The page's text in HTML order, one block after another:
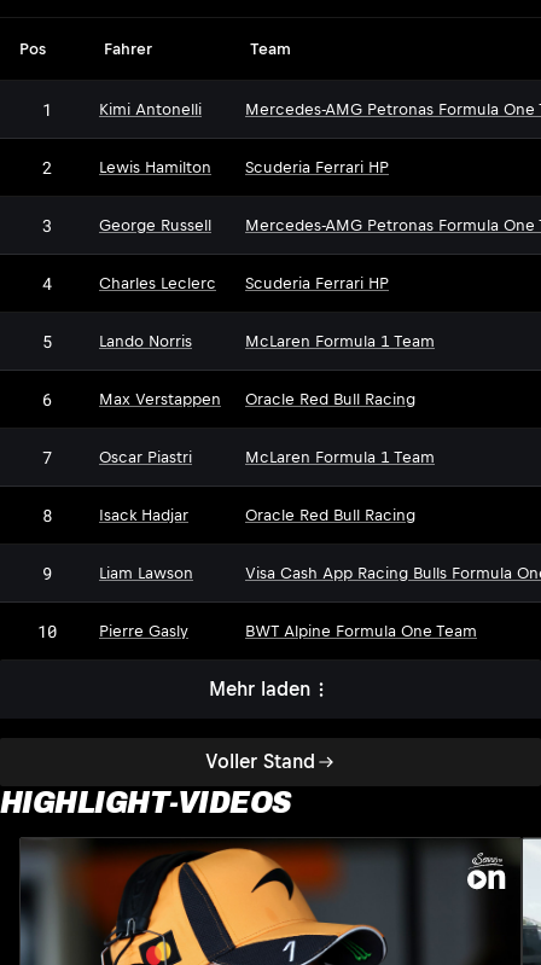
Voller Stand
Pos Fahrer Team
1 Kimi Antonelli Mercedes-AMG Petronas Formula One
2 Lewis Hamilton Scuderia Ferrari HP
3 George Russell Mercedes-AMG Petronas Formula One
4 Charles Leclerc Scuderia Ferrari HP
5 Lando Norris McLaren Formula 1 Team
6 Max Verstappen Oracle Red Bull Racing
7 Oscar Piastri McLaren Formula 1 Team
8 Isack Hadjar Oracle Red Bull Racing
9 Liam Lawson Visa Cash App Racing Bulls Formula
10 Pierre Gasly BWT Alpine Formula One Team
Mehr laden
HIGHLIGHT-VIDEOS